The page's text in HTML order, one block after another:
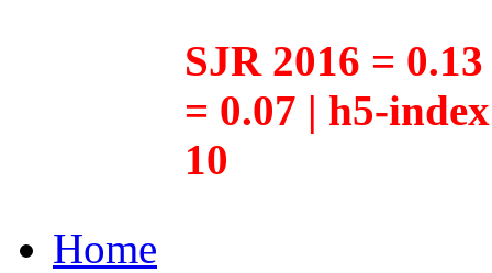
SJR 2016 =
= 0.07 | h5-
10
Home